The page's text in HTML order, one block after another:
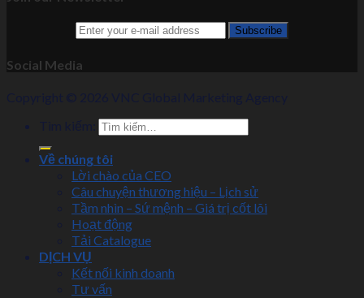
Social Media
Về chúng tôi
Lời chào của CEO
Câu chuyện thương hiệu – Lịch sử
Tầm nhìn – Sứ mệnh – Giá trị cốt lõi
Hoạt động
Tải Catalogue
DỊCH VỤ
Kết nối kinh doanh
Tư vấn